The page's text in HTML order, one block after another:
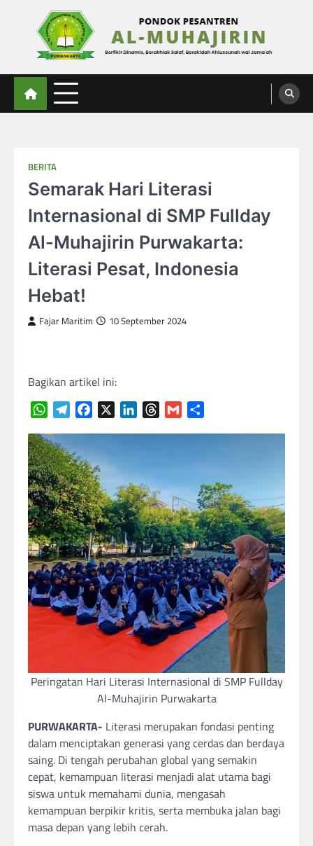
Al-Muhajirin
Berpikir Dinamis – Berakhlak Salaf – Berakidah Ahlussunah wal Jamaah
BERITA
Semarak Hari Literasi
Internasional di SMP Fullday
Al-Muhajirin Purwakarta:
Literasi Pesat, Indonesia
Hebat!
Fajar Maritim 10 September 2024
Bagikan artikel ini:
WhatsAppTelegramFacebook LinkedInThreads
Gmail
Peringatan Hari Literasi Internasional di SMP Fullday
Al-Muhajirin Purwakarta
PURWAKARTA- Literasi merupakan fondasi penting
dalam menciptakan generasi yang cerdas dan berdaya
saing. Di tengah perubahan global yang semakin
cepat, kemampuan literasi menjadi alat utama bagi
siswa untuk memahami dunia, mengasah
kemampuan berpikir kritis, serta membuka jalan bagi
masa depan yang lebih cerah.